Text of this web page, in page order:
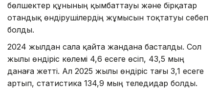
бөлшектер құнының қымбаттауы және бірқатар
отандық өндірушілердің жұмысын тоқтатуы себеп
болды.
2024 жылдан сала қайта жандана басталды. Сол
жылы өндіріс көлемі 4,6 есеге өсіп, 43,5 мың
данаға жетті. Ал 2025 жылы өндіріс тағы 3,1 есеге
артып, статистика 134,9 мың теледидар болды.